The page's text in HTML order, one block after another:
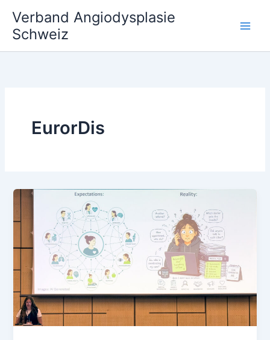
Inhalt
springen
Verband Angiodysplasie
Schweiz
EurorDis